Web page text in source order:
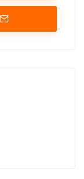
Zakopane
Wadowice
Tuchów
Biecz
Skała